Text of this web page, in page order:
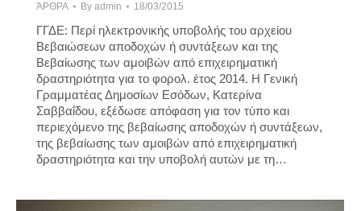
ΆΡΘΡΑ By admin 18/03/2015
ΓΓΔΕ: Περί ηλεκτρονικής υποβολής του αρχείου
Βεβαιώσεων αποδοχών ή συντάξεων και της
Βεβαίωσης των αμοιβών από επιχειρηματική
δραστηριότητα για το φορολ. έτος 2014. H Γενική
Γραμματέας Δημοσίων Εσόδων, Κατερίνα
Σαββαΐδου, εξέδωσε απόφαση για τον τύπο και
περιεχόμενο της βεβαίωσης αποδοχών ή συντάξεων,
της βεβαίωσης των αμοιβών από επιχειρηματική
δραστηριότητα και την υποβολή αυτών με τη…